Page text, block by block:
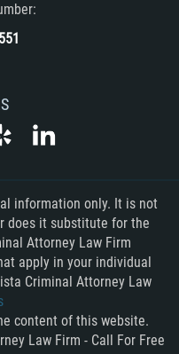
information only. It is not
does it substitute for the
Attorney Law Firm
apply in your individual
Criminal Attorney Law
content of this website.
Law Firm - Call For Free